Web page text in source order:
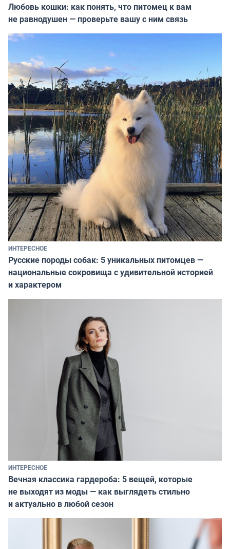
Любовь кошки: как понять, что питомец к вам
не равнодушен — проверьте вашу с ним связь
ИНТЕРЕСНОЕ
Русские породы собак: 5 уникальных питомцев —
национальные сокровища с удивительной историей
и характером
ИНТЕРЕСНОЕ
Вечная классика гардероба: 5 вещей, которые
не выходят из моды — как выглядеть стильно
и актуально в любой сезон